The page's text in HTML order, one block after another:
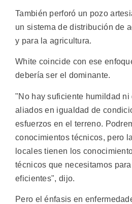
También perforó un pozo
un sistema de distribución de
y para la agricultura.
White coincide con ese
debería ser el dominante.
"No hay suficiente humildad ni
aliados en igualdad de
esfuerzos en el terreno.
conocimientos técnicos, pero
locales tienen los
técnicos que necesitamos
eficientes", dijo.
Pero el énfasis en